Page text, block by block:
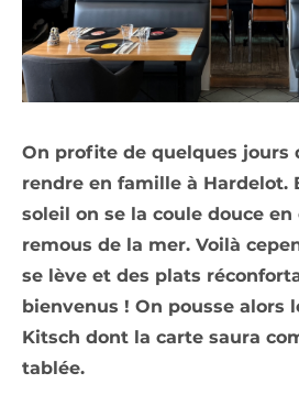
On profite de quelques jours
rendre en famille à Hardelot.
soleil on se la coule douce
remous de la mer. Voilà
se lève et des plats
bienvenus ! On pousse alors
Kitsch dont la carte saura
tablée.